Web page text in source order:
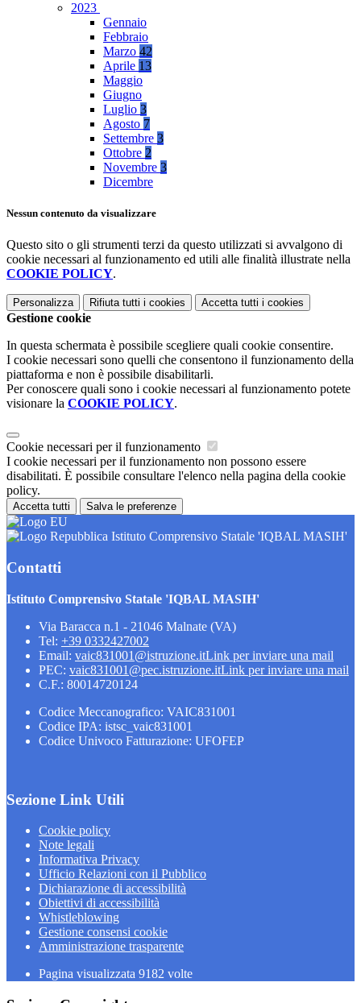
2023
Gennaio
Febbraio
Marzo 42
Aprile 13
Maggio
Giugno
Luglio 3
Agosto 7
Settembre 3
Ottobre 2
Novembre 3
Dicembre
Nessun contenuto da visualizzare
Questo sito o gli strumenti terzi da questo utilizzati si avvalgono di
cookie necessari al funzionamento ed utili alle finalità illustrate nella
COOKIE POLICY.
Personalizza Rifiuta tutti i cookies Accetta tutti i cookies
Gestione cookie
In questa schermata è possibile scegliere quali cookie consentire.
I cookie necessari sono quelli che consentono il funzionamento della
piattaforma e non è possibile disabilitarli.
Per conoscere quali sono i cookie necessari al funzionamento potete
visionare la COOKIE POLICY.
Cookie necessari per il funzionamento
I cookie necessari per il funzionamento non possono essere
disabilitati. È possibile consultare l'elenco nella pagina della cookie
policy.
Accetta tutti Salva le preferenze
Istituto Comprensivo Statale 'IQBAL MASIH'
Contatti
Istituto Comprensivo Statale 'IQBAL MASIH'
Via Baracca n.1 - 21046 Malnate (VA)
Tel: +39 0332427002
Email: vaic831001@istruzione.itLink per inviare una mail
PEC: vaic831001@pec.istruzione.itLink per inviare una mail
C.F.: 80014720124
Codice Meccanografico: VAIC831001
Codice IPA: istsc_vaic831001
Codice Univoco Fatturazione: UFOFEP
Sezione Link Utili
Cookie policy
Note legali
Informativa Privacy
Ufficio Relazioni con il Pubblico
Dichiarazione di accessibilità
Obiettivi di accessibilità
Whistleblowing
Gestione consensi cookie
Amministrazione trasparente
Pagina visualizzata 9182 volte